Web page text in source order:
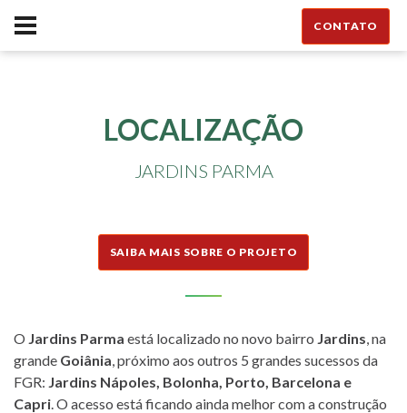
CONTATO
LOCALIZAÇÃO
JARDINS PARMA
SAIBA MAIS SOBRE O PROJETO
O Jardins Parma está localizado no novo bairro Jardins, na
grande Goiânia, próximo aos outros 5 grandes sucessos da
FGR: Jardins Nápoles, Bolonha, Porto, Barcelona e
Capri. O acesso está ficando ainda melhor com a construção